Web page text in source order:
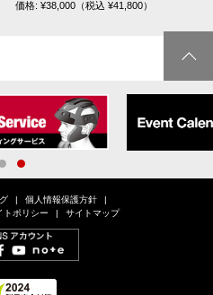
価格: ¥38,000（税込 ¥41,800）
1
個人情報保護方針
トポリシー サイトマップ